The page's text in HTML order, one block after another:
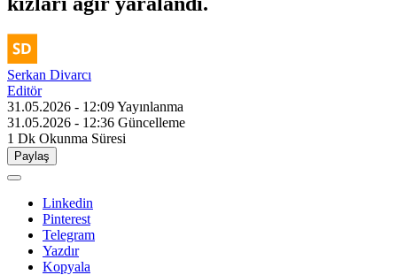
Serkan Divarcı
Editör
31.05.2026 - 12:09Yayınlanma
31.05.2026 - 12:36 Güncelleme
1 Dk Okunma Süresi
Paylaş
Linkedin
Pinterest
Telegram
Yazdır
Kopyala